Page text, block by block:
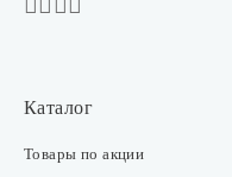
Каталог
Товары по акции